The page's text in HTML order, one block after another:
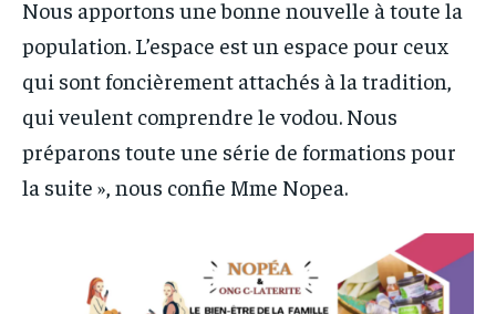
Nous apportons une bonne nouvelle à toute la
population. L’espace est un espace pour ceux
qui sont foncièrement attachés à la tradition,
qui veulent comprendre le vodou. Nous
préparons toute une série de formations pour
la suite », nous confie Mme Nopea.